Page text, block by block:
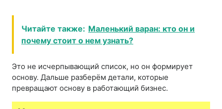
Читайте также: Маленький варан: кто он и
почему стоит о нем узнать?
Это не исчерпывающий список, но он формирует
основу. Дальше разберём детали, которые
превращают основу в работающий бизнес.